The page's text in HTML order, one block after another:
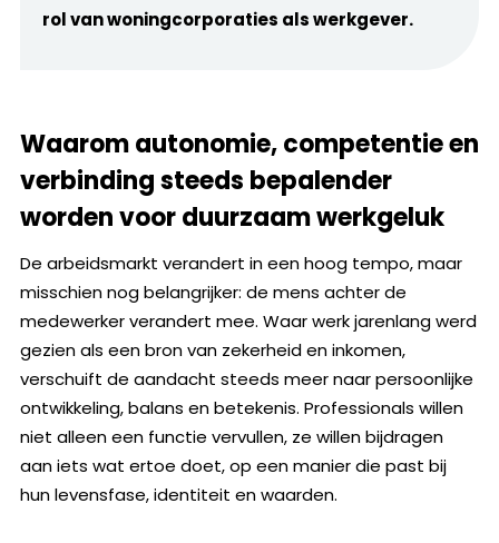
rol van woningcorporaties als werkgever.
Waarom autonomie, competentie en
verbinding steeds bepalender
worden voor duurzaam werkgeluk
De arbeidsmarkt verandert in een hoog tempo, maar
misschien nog belangrijker: de mens achter de
medewerker verandert mee. Waar werk jarenlang werd
gezien als een bron van zekerheid en inkomen,
verschuift de aandacht steeds meer naar persoonlijke
ontwikkeling, balans en betekenis. Professionals willen
niet alleen een functie vervullen, ze willen bijdragen
aan iets wat ertoe doet, op een manier die past bij
hun levensfase, identiteit en waarden.